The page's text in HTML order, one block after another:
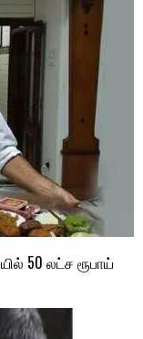
50 லட்ச ரூபாய்